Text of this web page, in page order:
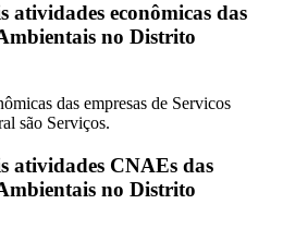
atividades econômicas das
no Distrito
das empresas de Servicos
são Serviços.
atividades CNAEs das
no Distrito